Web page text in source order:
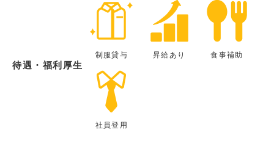
待遇・福利厚生
制服貸与 昇給あり 食事補助
社員登用